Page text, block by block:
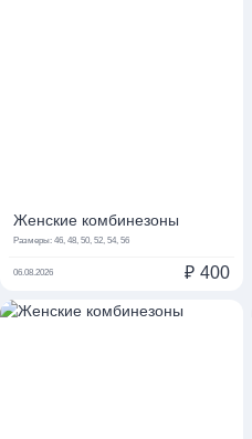
Женские комбинезоны
Размеры: 46, 48, 50, 52, 54, 56
06.08.2026 ₽ 400